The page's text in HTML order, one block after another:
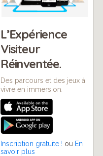
L’Expérience
Visiteur
Réinventée.
Des parcours et des jeux à
vivre en immersion.
Inscription gratuite ! ou En
savoir plus